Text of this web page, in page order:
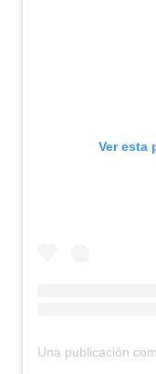
Ver esta